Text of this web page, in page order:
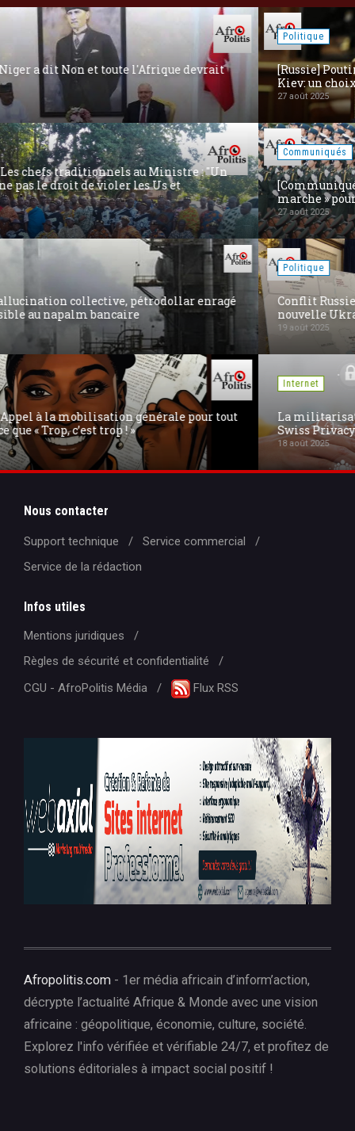
Politique
[Russie] Poutine dit « Niet ! » à une frappe Oreshnik sur
Kiev: un choix pour la paix ?
27 août 2025
Communiqués
[Communiqué] 80ème fête #Victoire2025 : La Chine «
marche » pour la Justice, l’Équité et la Paix
27 août 2025
Conflit Russie-Ukraine : Trump dévoile la carte de la
nouvelle Ukraine pour une paix durable
Internet
La militarisation de l'Internet en Europe : la fin de la «
Swiss Privacy » et l'exil de PROTON MAIL
18 août 2025
Nous contacter
Support technique
Service commercial
Service de la rédaction
Infos utiles
Mentions juridiques
Règles de sécurité et confidentialité
CGU - AfroPolitis Média
Flux RSS
Afropolitis.com - 1er média africain d’inform’action,
décrypte l’actualité Afrique & Monde avec une vision
africaine : géopolitique, économie, culture, société.
Explorez l'info vérifiée et vérifiable 24/7, et profitez de
solutions éditoriales à impact social positif !